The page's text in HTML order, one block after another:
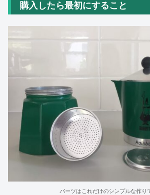
購入したら最初にすること
パーツはこれだけのシンプルな作り